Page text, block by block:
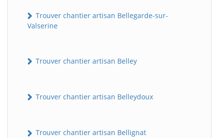
Trouver chantier artisan Bellegarde-sur-
Valserine
Trouver chantier artisan Belley
Trouver chantier artisan Belleydoux
Trouver chantier artisan Bellignat